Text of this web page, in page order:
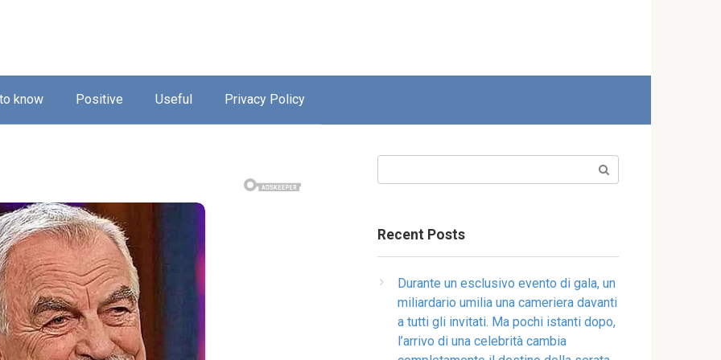
know Positive Useful Privacy Policy
Recent Posts
Durante un esclusivo evento di gala, un
miliardario umilia una cameriera davanti
a tutti gli invitati. Ma pochi istanti dopo,
l’arrivo di una celebrità cambia